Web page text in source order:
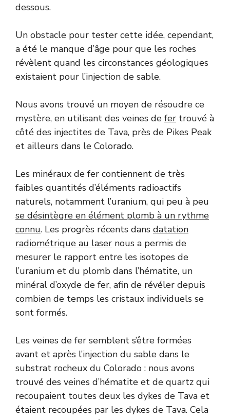
dessous.
Un obstacle pour tester cette idée, cependant,
a été le manque d’âge pour que les roches
révèlent quand les circonstances géologiques
existaient pour l’injection de sable.
Nous avons trouvé un moyen de résoudre ce
mystère, en utilisant des veines de fer trouvé à
côté des injectites de Tava, près de Pikes Peak
et ailleurs dans le Colorado.
Les minéraux de fer contiennent de très
faibles quantités d’éléments radioactifs
naturels, notamment l’uranium, qui peu à peu
se désintègre en élément plomb à un rythme
connu. Les progrès récents dans datation
radiométrique au laser nous a permis de
mesurer le rapport entre les isotopes de
l’uranium et du plomb dans l’hématite, un
minéral d’oxyde de fer, afin de révéler depuis
combien de temps les cristaux individuels se
sont formés.
Les veines de fer semblent s’être formées
avant et après l’injection du sable dans le
substrat rocheux du Colorado : nous avons
trouvé des veines d’hématite et de quartz qui
recoupaient toutes deux les dykes de Tava et
étaient recoupées par les dykes de Tava. Cela